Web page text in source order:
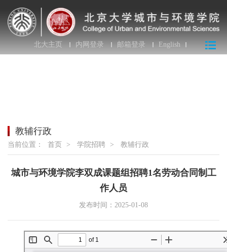
北大主页 内网登录 邮箱登录 English
教辅行政
当前位置： 首页 > 学院招聘 > 教辅行政
城市与环境学院李双成课题组招聘1名劳动合同制工
作人员
发布时间：2025-01-08